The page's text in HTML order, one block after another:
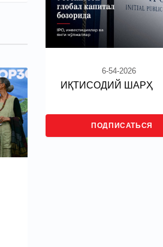
6-54-2026
ИҚТИСОДИЙ ШАРҲ
ПОДПИСАТЬСЯ